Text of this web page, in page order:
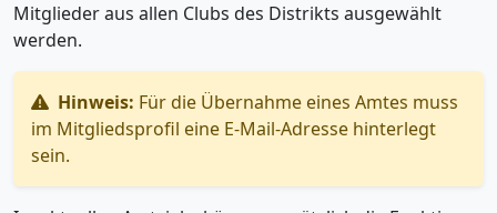
Mitglieder aus allen Clubs des Distrikts ausgewählt
werden.
Hinweis: Für die Übernahme eines Amtes muss
im Mitgliedsprofil eine E-Mail-Adresse hinterlegt
sein.